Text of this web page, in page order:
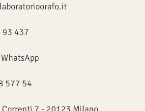
93 437
577 54